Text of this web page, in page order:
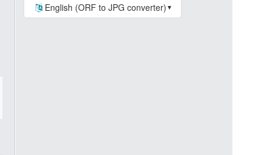
English (ORF to JPG converter) ▼